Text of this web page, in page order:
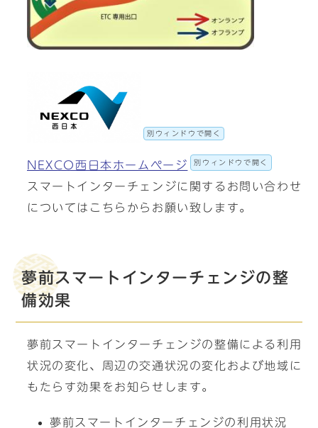
別ウィンドウで開く
NEXCO西日本ホームページ 別ウィンドウで開く
スマートインターチェンジに関するお問い合わせ
についてはこちらからお願い致します。
夢前スマートインターチェンジの整
備効果
夢前スマートインターチェンジの整備による利用
状況の変化、周辺の交通状況の変化および地域に
もたらす効果をお知らせします。
夢前スマートインターチェンジの利用状況